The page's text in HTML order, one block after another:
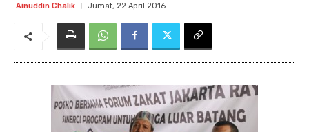
Ainuddin Chalik Jumat, 22 April 2016